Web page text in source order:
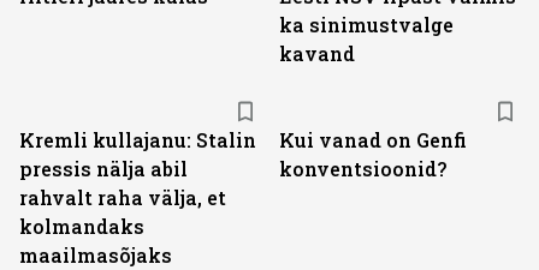
ka sinimustvalge
kavand
Kremli kullajanu: Stalin
pressis nälja abil
rahvalt raha välja, et
kolmandaks
maailmasõjaks
Kui vanad on Genfi
konventsioonid?